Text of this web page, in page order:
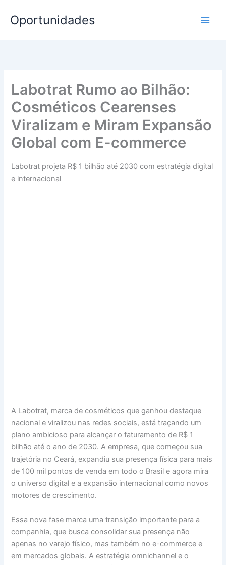
para
conteúdo
Oportunidades
Labotrat Rumo ao Bilhão:
Cosméticos Cearenses
Viralizam e Miram Expansão
Global com E-commerce
Labotrat projeta R$ 1 bilhão até 2030 com estratégia digital
e internacional
A Labotrat, marca de cosméticos que ganhou destaque
nacional e viralizou nas redes sociais, está traçando um
plano ambicioso para alcançar o faturamento de R$ 1
bilhão até o ano de 2030. A empresa, que começou sua
trajetória no Ceará, expandiu sua presença física para mais
de 100 mil pontos de venda em todo o Brasil e agora mira
o universo digital e a expansão internacional como novos
motores de crescimento.
Essa nova fase marca uma transição importante para a
companhia, que busca consolidar sua presença não
apenas no varejo físico, mas também no e-commerce e
em mercados globais. A estratégia omnichannel e o